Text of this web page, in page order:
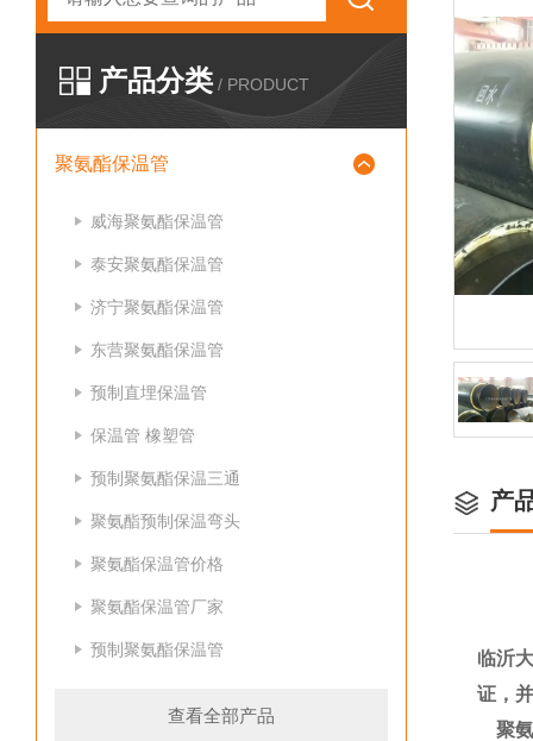
产品分类 / PRODUCT
聚氨酯保温管
威海聚氨酯保温管
泰安聚氨酯保温管
济宁聚氨酯保温管
东营聚氨酯保温管
预制直埋保温管
保温管 橡塑管
预制聚氨酯保温三通
聚氨酯预制保温弯头
聚氨酯保温管价格
聚氨酯保温管厂家
预制聚氨酯保温管
查看全部产品
产
临沂
证，
聚氨